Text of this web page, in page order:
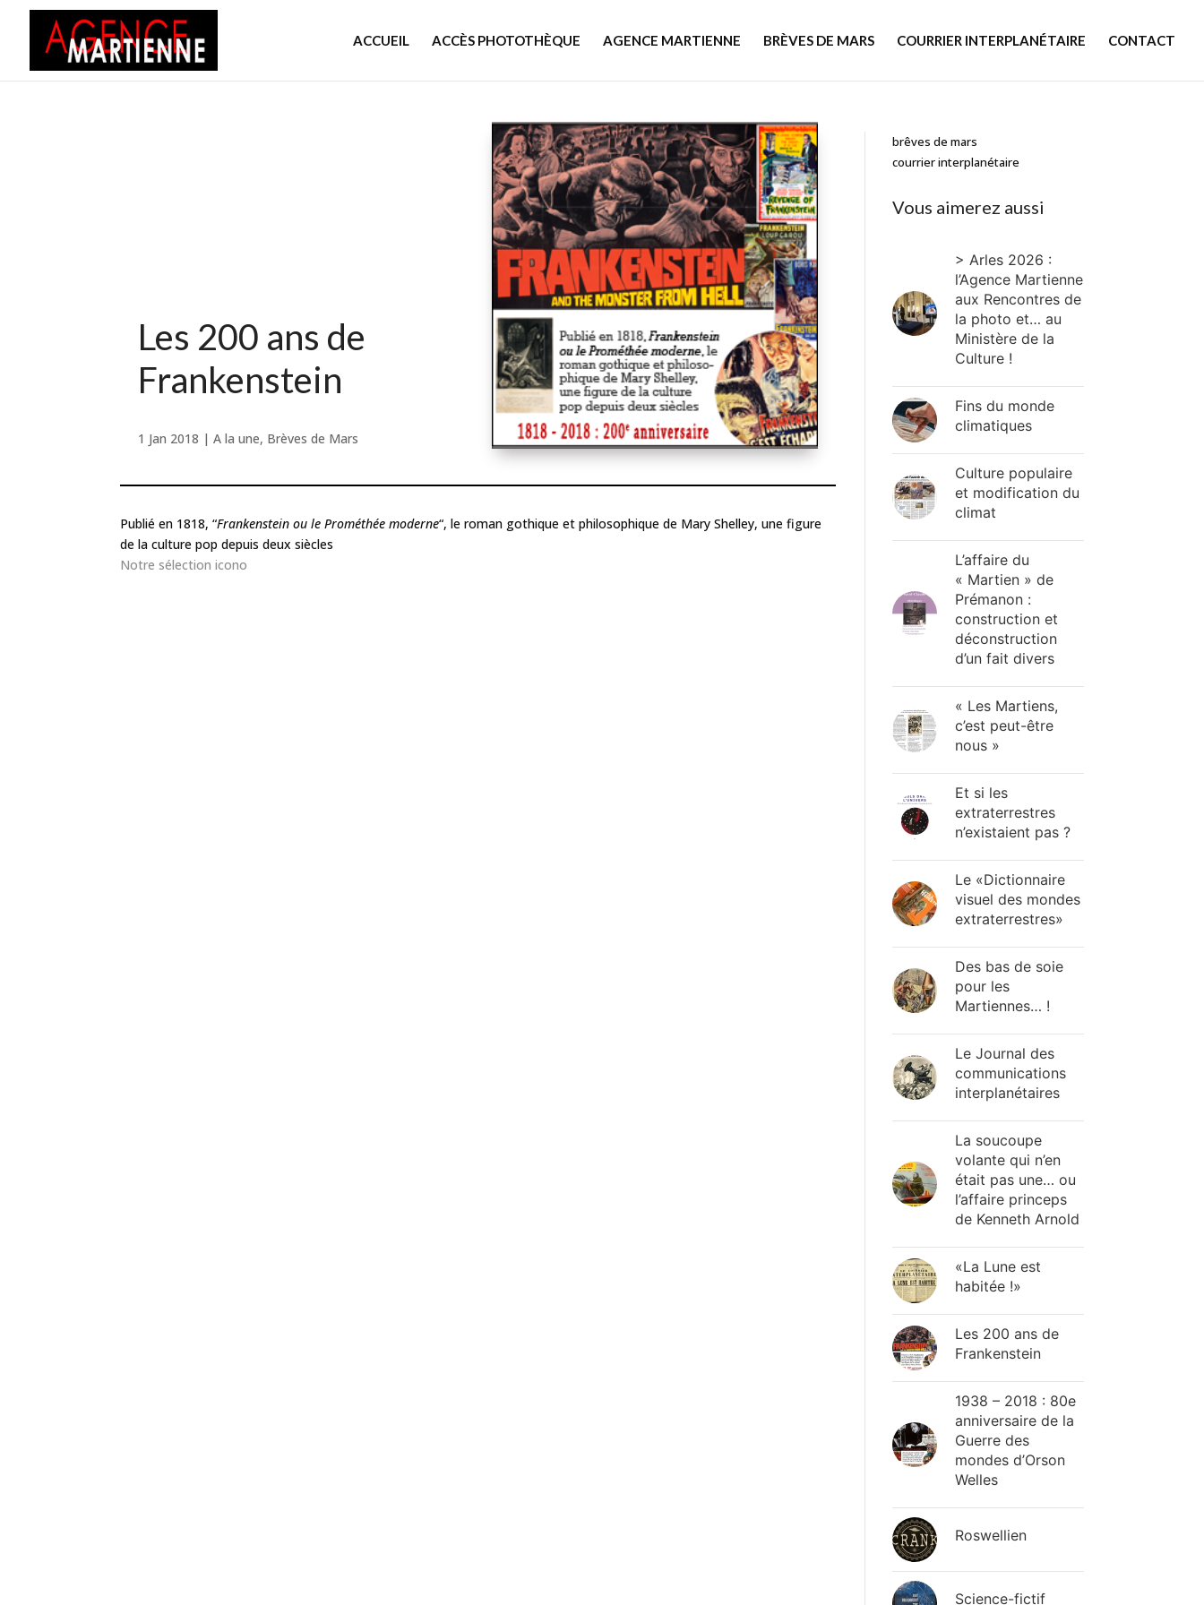
ACCUEIL ACCÈS PHOTOTHÈQUE AGENCE MARTIENNE BRÈVES DE MARS COURRIER INTERPLANÉTAIRE CONTACT
Les 200 ans de
Frankenstein
1 Jan 2018 |A la une, Brèves de Mars
Publié en 1818, “Frankenstein ou le Prométhée moderne“, le roman gothique et philosophique de Mary Shelley, une figure
de la culture pop depuis deux siècles
Notre sélection icono
brêves de mars
courrier interplanétaire
Vous aimerez aussi
> Arles 2026 :
l’Agence Martienne
aux Rencontres de
la photo et… au
Ministère de la
Culture !
Fins du monde
climatiques
Culture populaire
et modification du
climat
L’affaire du
« Martien » de
Prémanon :
construction et
déconstruction
d’un fait divers
« Les Martiens,
c’est peut-être
nous »
Et si les
extraterrestres
n’existaient pas ?
Le «Dictionnaire
visuel des mondes
extraterrestres»
Des bas de soie
pour les
Martiennes… !
Le Journal des
communications
interplanétaires
La soucoupe
volante qui n’en
était pas une… ou
l’affaire princeps
de Kenneth Arnold
«La Lune est
habitée !»
Les 200 ans de
Frankenstein
1938 – 2018 : 80e
anniversaire de la
Guerre des
mondes d’Orson
Welles
Roswellien
Science-fictif